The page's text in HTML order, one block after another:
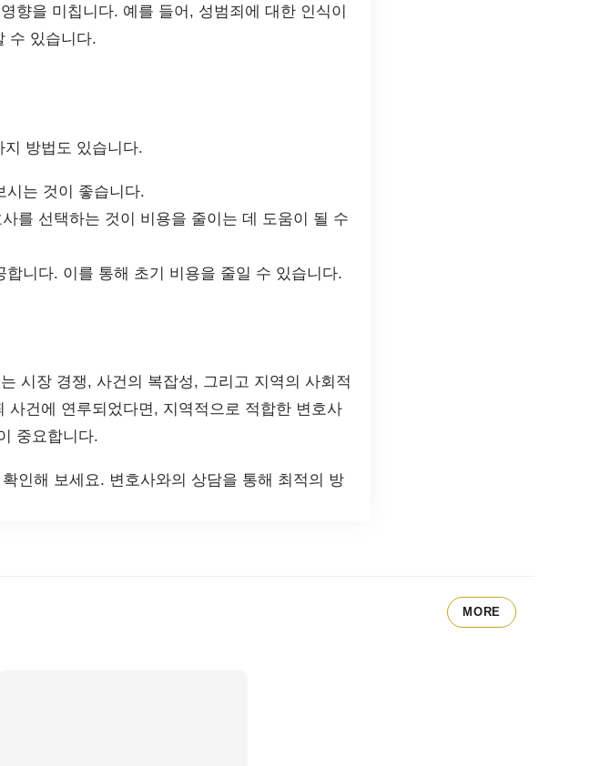
향을 미칩니다. 예를 들어, 성범죄에 대한 인식이
수 있습니다.
방법도 있습니다.
시는 것이 좋습니다.
를 선택하는 것이 비용을 줄이는 데 도움이 될 수
니다. 이를 통해 초기 비용을 줄일 수 있습니다.
시장 경쟁, 사건의 복잡성, 그리고 지역의 사회적
건에 연루되었다면, 지역적으로 적합한 변호사
중요합니다.
인해 보세요. 변호사와의 상담을 통해 최적의 방
MORE